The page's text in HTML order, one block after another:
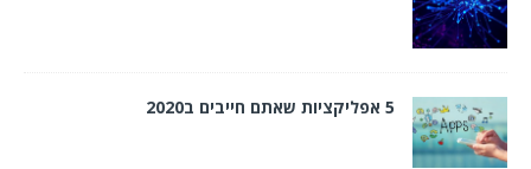
5 אפליקציות שאתם חייבים ב2020